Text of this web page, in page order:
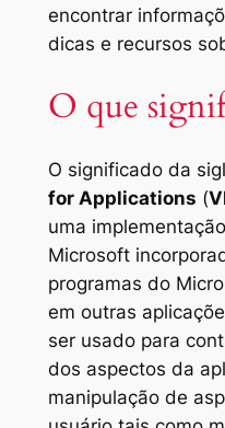
encontrar
dicas e recursos
O que
O significado da
for Applications (
uma
Microsoft
programas do
em outras
ser usado para
dos aspectos da
manipulação de